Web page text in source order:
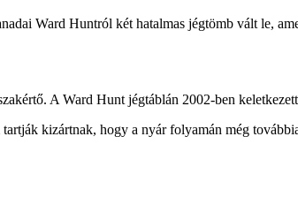
Ward Huntról két hatalmas jégtömb vált le,
A Ward Hunt jégtáblán 2002-ben
kizártnak, hogy a nyár folyamán még